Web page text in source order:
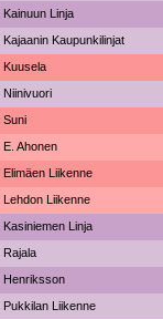
Kainuun Linja
Kajaanin Kaupunkilinjat
Kuusela
Niinivuori
Suni
E. Ahonen
Elimäen Liikenne
Lehdon Liikenne
Kasiniemen Linja
Rajala
Henriksson
Pukkilan Liikenne